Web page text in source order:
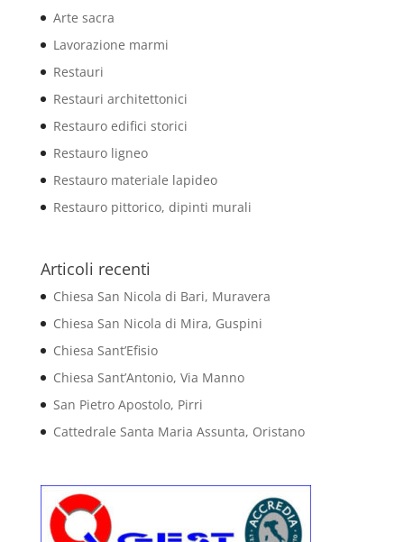
Arte sacra
Lavorazione marmi
Restauri
Restauri architettonici
Restauro edifici storici
Restauro ligneo
Restauro materiale lapideo
Restauro pittorico, dipinti murali
Articoli recenti
Chiesa San Nicola di Bari, Muravera
Chiesa San Nicola di Mira, Guspini
Chiesa Sant’Efisio
Chiesa Sant’Antonio, Via Manno
San Pietro Apostolo, Pirri
Cattedrale Santa Maria Assunta, Oristano